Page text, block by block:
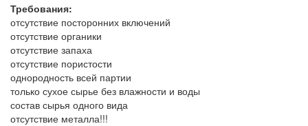
Требования:
отсутствие посторонних включений
отсутствие органики
отсутствие запаха
отсутствие пористости
однородность всей партии
только сухое сырье без влажности и воды
состав сырья одного вида
отсутствие металла!!!